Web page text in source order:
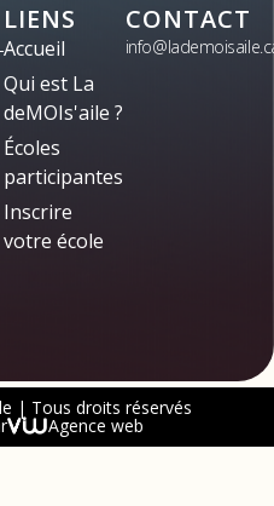
LIENS
Accueil
Qui est La
deMOIs'aile ?
Écoles
participantes
Inscrire
votre école
CONTACT
| Tous droits réservés
Agence web